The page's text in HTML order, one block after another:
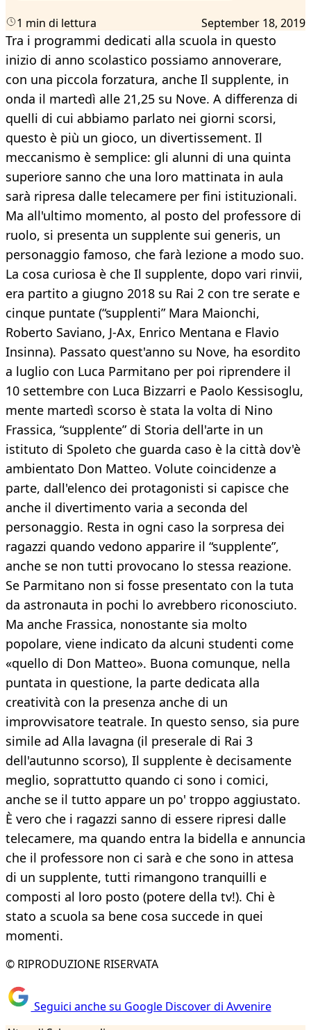
1 min di lettura September 18, 2019
Tra i programmi dedicati alla scuola in questo
inizio di anno scolastico possiamo annoverare,
con una piccola forzatura, anche Il supplente, in
onda il martedì alle 21,25 su Nove. A differenza di
quelli di cui abbiamo parlato nei giorni scorsi,
questo è più un gioco, un divertissement. Il
meccanismo è semplice: gli alunni di una quinta
superiore sanno che una loro mattinata in aula
sarà ripresa dalle telecamere per fini istituzionali.
Ma all'ultimo momento, al posto del professore di
ruolo, si presenta un supplente sui generis, un
personaggio famoso, che farà lezione a modo suo.
La cosa curiosa è che Il supplente, dopo vari rinvii,
era partito a giugno 2018 su Rai 2 con tre serate e
cinque puntate (“supplenti” Mara Maionchi,
Roberto Saviano, J-Ax, Enrico Mentana e Flavio
Insinna). Passato quest'anno su Nove, ha esordito
a luglio con Luca Parmitano per poi riprendere il
10 settembre con Luca Bizzarri e Paolo Kessisoglu,
mente martedì scorso è stata la volta di Nino
Frassica, “supplente” di Storia dell'arte in un
istituto di Spoleto che guarda caso è la città dov'è
ambientato Don Matteo. Volute coincidenze a
parte, dall'elenco dei protagonisti si capisce che
anche il divertimento varia a seconda del
personaggio. Resta in ogni caso la sorpresa dei
ragazzi quando vedono apparire il “supplente”,
anche se non tutti provocano lo stessa reazione.
Se Parmitano non si fosse presentato con la tuta
da astronauta in pochi lo avrebbero riconosciuto.
Ma anche Frassica, nonostante sia molto
popolare, viene indicato da alcuni studenti come
«quello di Don Matteo». Buona comunque, nella
puntata in questione, la parte dedicata alla
creatività con la presenza anche di un
improvvisatore teatrale. In questo senso, sia pure
simile ad Alla lavagna (il preserale di Rai 3
dell'autunno scorso), Il supplente è decisamente
meglio, soprattutto quando ci sono i comici,
anche se il tutto appare un po' troppo aggiustato.
È vero che i ragazzi sanno di essere ripresi dalle
telecamere, ma quando entra la bidella e annuncia
che il professore non ci sarà e che sono in attesa
di un supplente, tutti rimangono tranquilli e
composti al loro posto (potere della tv!). Chi è
stato a scuola sa bene cosa succede in quei
momenti.
© RIPRODUZIONE RISERVATA
Seguici anche su Google Discover di Avvenire